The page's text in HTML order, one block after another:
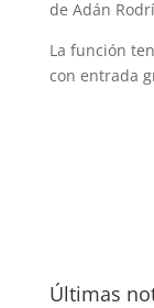
de Adán
La función
con entrada
Últimas